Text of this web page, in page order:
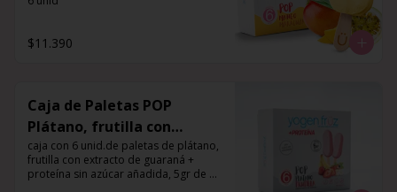
$11.390
Caja de Paletas POP
Plátano, frutilla con
extracto de guaraná +
proteína 6 unid.
caja con 6 unid.de paletas de plátano,
frutilla con extracto de guaraná +
proteína sin azúcar añadida, 5gr de